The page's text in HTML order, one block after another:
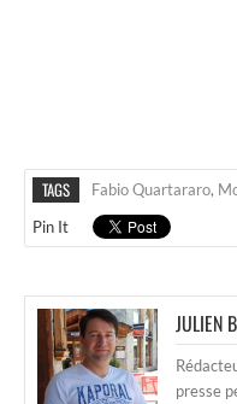
TAGS Fabio Quartararo,
Pin It
JULIEN
presse